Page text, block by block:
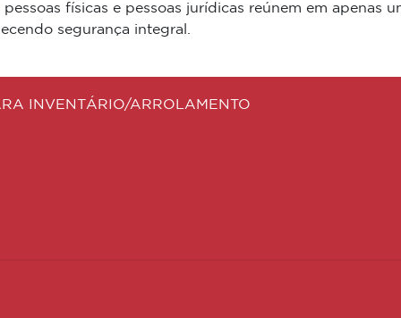
físicas e pessoas jurídicas reúnem em apenas
segurança integral.
INVENTÁRIO/ARROLAMENTO